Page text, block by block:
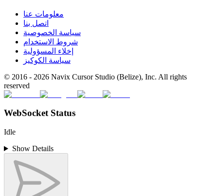
معلومات عنا
اتصل بنا
سياسة الخصوصية
شروط الاستخدام
إخلاء المسؤولية
سياسة الكوكيز
© 2016 - 2026 Navix Cursor Studio (Belize), Inc. All rights
reserved
WebSocket Status
Idle
Show Details